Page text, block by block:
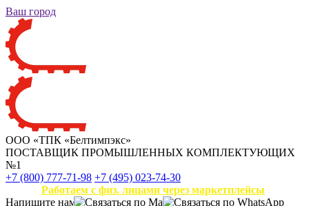
Ваш город
ООО «ТПК «Белтимпэкс»
ПОСТАВЩИК ПРОМЫШЛЕННЫХ КОМПЛЕКТУЮЩИХ
№1
+7 (800) 777-71-98 +7 (495) 023-74-30
Работаем с физ. лицами через маркетплейсы
Напишите нам